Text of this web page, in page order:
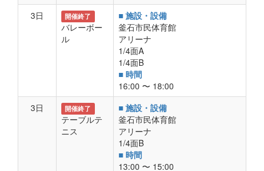
3日
開催終了
バレーボー
ル
■ 施設・設備
釜石市民体育館
アリーナ
1/4面A
1/4面B
■ 時間
16:00 〜 18:00
3日
開催終了
テーブルテ
ニス
■ 施設・設備
釜石市民体育館
アリーナ
1/4面B
■ 時間
13:00 〜 15:00